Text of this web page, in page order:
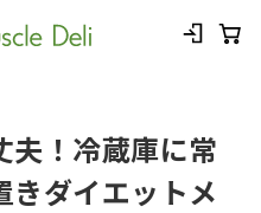
夫！冷蔵庫に常
きダイエットメ